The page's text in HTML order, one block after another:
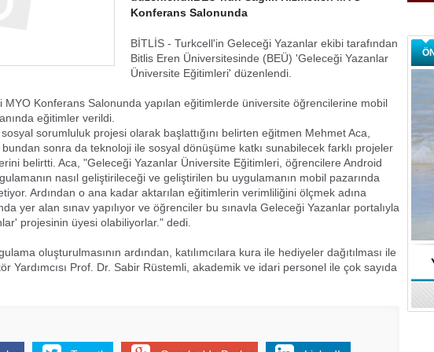
Konferans Salonunda
BİTLİS - Turkcell'in Geleceği Yazanlar ekibi tarafından
Bitlis Eren Üniversitesinde (BEÜ) 'Geleceği Yazanlar
Üniversite Eğitimleri' düzenlendi.
MYO Konferans Salonunda yapılan eğitimlerde üniversite öğrencilerine mobil
eğitimler verildi.
sorumluluk projesi olarak başlattığını belirten eğitmen Mehmet Aca,
sonra da teknoloji ile sosyal dönüşüme katkı sunabilecek farklı projeler
belirtti. Aca, "Geleceği Yazanlar Üniversite Eğitimleri, öğrencilere Android
nasıl geliştirileceği ve geliştirilen bu uygulamanın mobil pazarında
Ardından o ana kadar aktarılan eğitimlerin verimliliğini ölçmek adına
yer alan sınav yapılıyor ve öğrenciler bu sınavla Geleceği Yazanlar portalıyla
projesinin üyesi olabiliyorlar." dedi.
oluşturulmasının ardından, katılımcılara kura ile hediyeler dağıtılması ile
Yardımcısı Prof. Dr. Sabir Rüstemli, akademik ve idari personel ile çok sayıda